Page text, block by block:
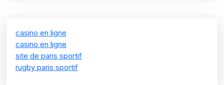
casino en ligne
casino en ligne
site de paris sportif
rugby paris sportif